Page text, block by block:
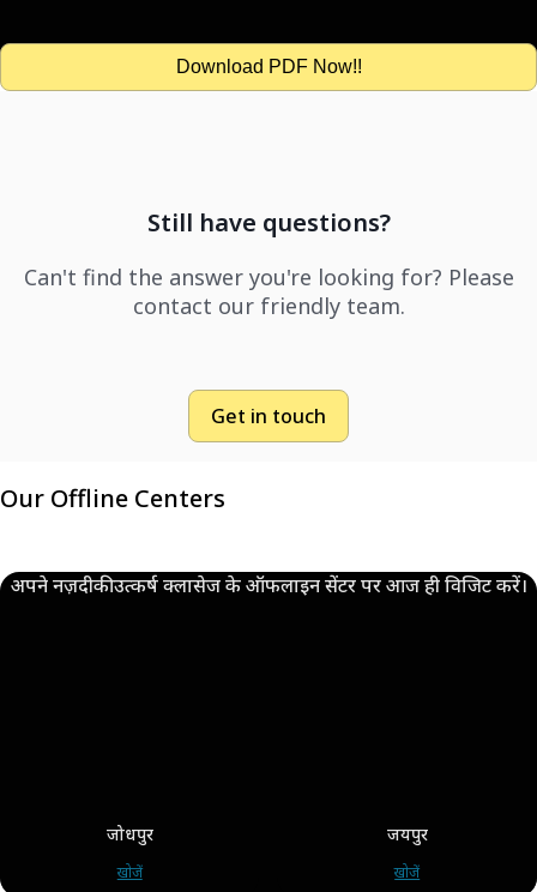
Download PDF Now!!
Still have questions?
Can't find the answer you're looking for? Please
contact our friendly team.
Get in touch
Our Offline Centers
अपने नज़दीकी उत्कर्ष क्लासेज के ऑफलाइन सेंटर पर आज ही विजिट करें।
जोधपुर
खोजें
जयपुर
खोजें